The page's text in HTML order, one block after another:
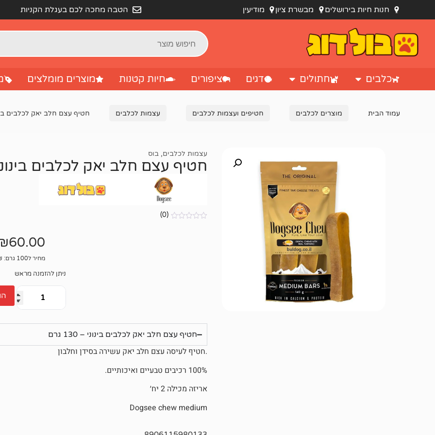
חנות חיות בירושלים מבשרת ציון מודיעין הטבה מחכה לכם בעגלת הקניות
כלבים חתולים דגים ציפורים חיות קטנות מוצרים מומלצים
עמוד הבית מוצרים לכלבים חטיפים ועצמות לכלבים עצמות לכלבים חטיף עצם חלב יאק לכלבים בינוני –
עצמות לכלבים, בוס
חטיף עצם חלב יאק לכלבים בינוני – 130
(0)
60.00
מחיר ל100 גרם: 46.15₪
ניתן להזמנה מראש
חטיף עצם חלב יאק לכלבים בינוני – 130 גרם
.חטיף לעיסה עצם חלב יאק עשירה בסידן וחלבון
100% רכיבים טבעיים ואיכותיים.
אריזה מכילה 2 יח׳
Dogsee chew medium